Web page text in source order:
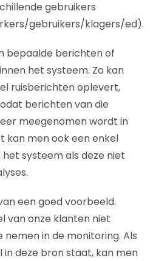
gebruikers
gebruikers/klagers/ed).
bepaalde berichten of
het systeem. Zo kan
ruisberichten oplevert,
berichten van die
meegenomen wordt in
kan men ook een enkel
systeem als deze niet
een goed voorbeeld.
van onze klanten niet
in de monitoring. Als
deze bron staat, kan men